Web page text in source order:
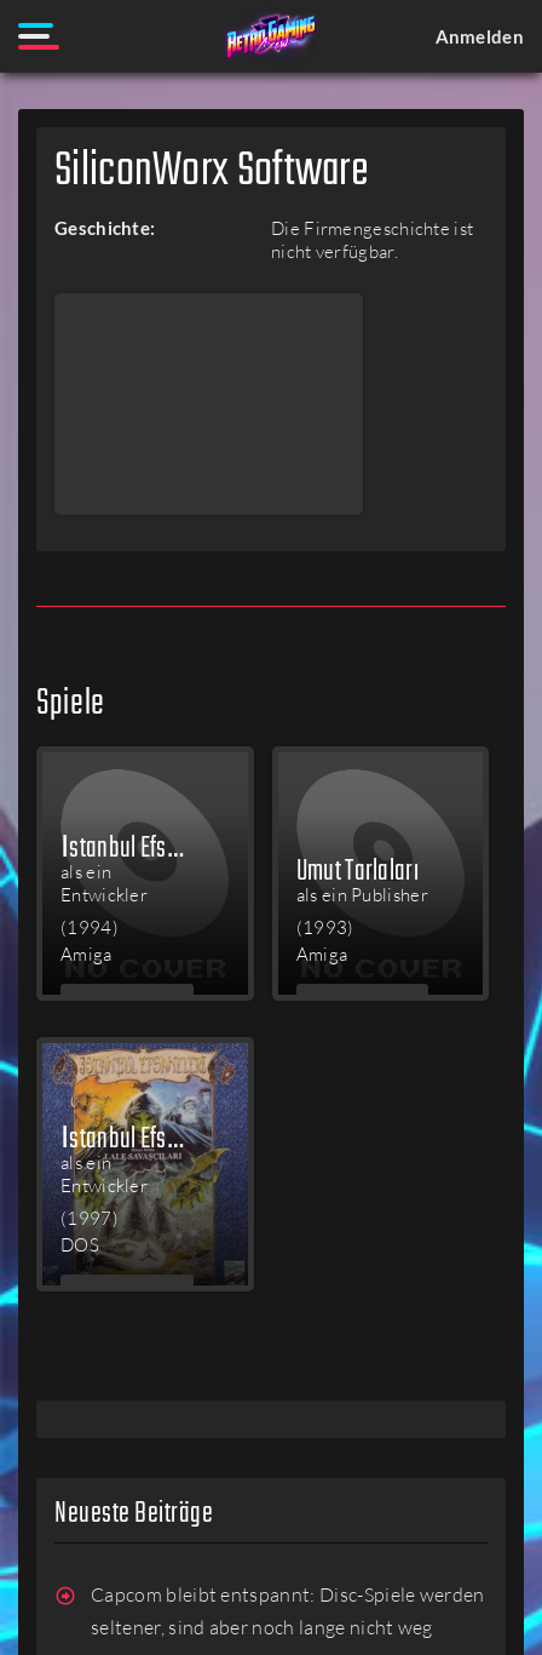
Anmelden
SiliconWorx Software
Geschichte:
Die Firmengeschichte ist
nicht verfügbar.
Spiele
İstanbul Efsaneleri: Lale Savaşçıları
als ein
Entwickler
(1994)
Amiga
MEHR
Umut Tarlaları
als ein Publisher
(1993)
Amiga
MEHR
İstanbul Efsaneleri: Lale Savaşçıları
als ein
Entwickler
(1997)
DOS
MEHR
Neueste Beiträge
Capcom bleibt entspannt: Disc-Spiele werden
seltener, sind aber noch lange nicht weg